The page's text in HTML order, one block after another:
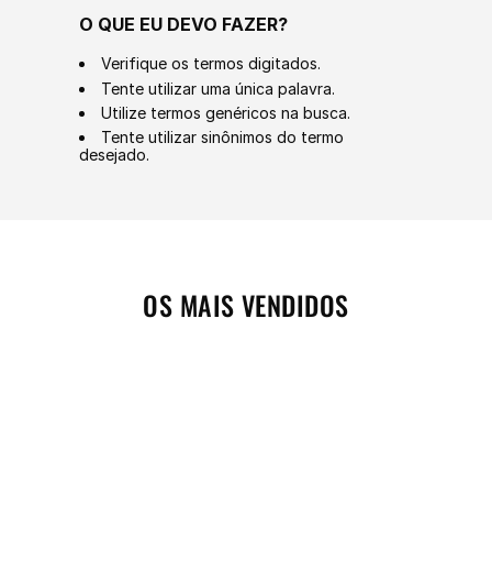
O QUE EU DEVO FAZER?
Verifique os termos digitados.
Tente utilizar uma única palavra.
Utilize termos genéricos na busca.
Tente utilizar sinônimos do termo
desejado.
OS MAIS VENDIDOS